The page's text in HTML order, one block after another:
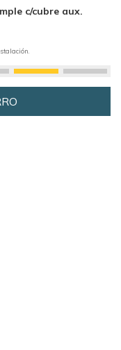
c/cubre aux.